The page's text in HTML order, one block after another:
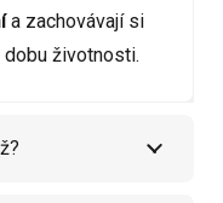
a zachovávají si
životnosti.